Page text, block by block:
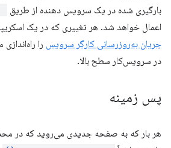
بارگیری شده در یک سرویس دهنده از طریق
اعمال خواهد شد. هر تغییری که در یک
جریان به‌روزرسانی کارگر سرویس را
در سرویس‌کار سطح بالا.
پس زمینه
هر بار که به صفحه جدیدی می‌روید که در